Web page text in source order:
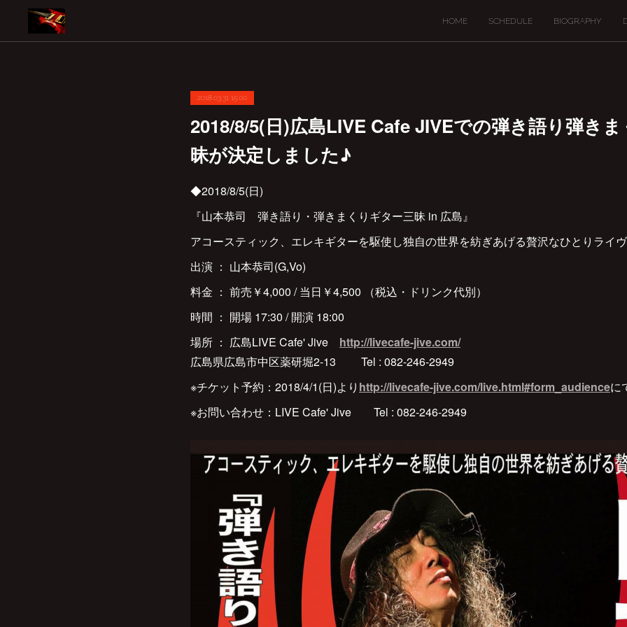
HOME SCHEDULE BIOGRAPHY
2018.03.31 15:00
2018/8/5(日)広島LIVE Cafe JIVEでの弾き語り弾き
昧が決定しました♪
◆2018/8/5(日)
『山本恭司 弾き語り・弾きまくりギター三昧 in 広島』
アコースティック、エレキギターを駆使し独自の世界を紡ぎあげる贅沢なひとりライ
出演 ： 山本恭司(G,Vo)
料金 ： 前売￥4,000 / 当日￥4,500 （税込・ドリンク代別）
時間 ： 開場 17:30 / 開演 18:00
場所 ： 広島LIVE Cafe' Jive http://livecafe-jive.com/
広島県広島市中区薬研堀2-13 Tel : 082-246-2949
※チケット予約：2018/4/1(日)より http://livecafe-jive.com/live.html#form_audienceに
※お問い合わせ：LIVE Cafe' Jive Tel : 082-246-2949